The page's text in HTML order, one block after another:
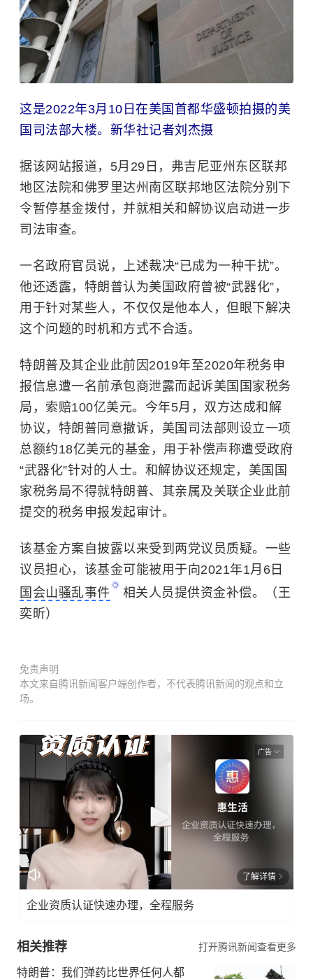
这是2022年3月10日在美国首都华盛顿拍摄的美
国司法部大楼。新华社记者刘杰摄
据该网站报道，5月29日，弗吉尼亚州东区联邦
地区法院和佛罗里达州南区联邦地区法院分别下
令暂停基金拨付，并就相关和解协议启动进一步
司法审查。
一名政府官员说，上述裁决“已成为一种干扰”。
他还透露，特朗普认为美国政府曾被“武器化”，
用于针对某些人，不仅仅是他本人，但眼下解决
这个问题的时机和方式不合适。
特朗普及其企业此前因2019年至2020年税务申
报信息遭一名前承包商泄露而起诉美国国家税务
局，索赔100亿美元。今年5月，双方达成和解
协议，特朗普同意撤诉，美国司法部则设立一项
总额约18亿美元的基金，用于补偿声称遭受政府
“武器化”针对的人士。和解协议还规定，美国国
家税务局不得就特朗普、其亲属及关联企业此前
提交的税务申报发起审计。
该基金方案自披露以来受到两党议员质疑。一些
议员担心，该基金可能被用于向2021年1月6日
国会山骚乱事件
相关人员提供资金补偿。（王
奕昕）
免责声明
本文来自腾讯新闻客户端创作者，不代表腾讯新闻的观点和立
场。
广告
了解详情
企业资质认证快速办理，全程服务
相关推荐 打开腾讯新闻查看更多
特朗普：我们弹药比世界任何人都